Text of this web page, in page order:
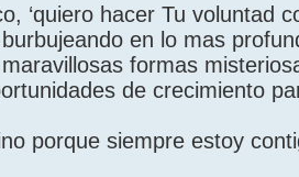
‘quiero hacer Tu voluntad
en lo mas
formas
de crecimiento
porque siempre estoy